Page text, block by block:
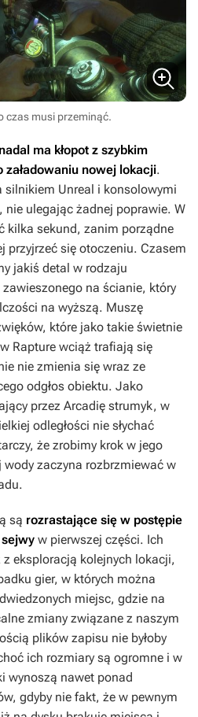
czas musi przeminąć.
ma kłopot z szybkim
nowej lokacji.
silnikiem Unreal i konsolowymi
ulegając żadnej poprawie. W
kilka sekund, zanim porządne
przyjrzeć się otoczeniu. Czasem
jakiś detal w rodzaju
na ścianie, który
na wyższą. Muszę
które jako takie świetnie
Rapture wciąż trafiają się
nie zmienia się wraz ze
odgłos obiektu. Jako
przez Arcadię strumyk, w
odległości nie słychać
że zrobimy krok w jego
wody zaczyna rozbrzmiewać w
są rozrastające się w postępie
w pierwszej części. Ich
eksploracją kolejnych lokacji,
gier, w których można
miejsc, gdzie na
zmiany związane z naszym
plików zapisu nie byłoby
ich rozmiary są ogromne i w
wynoszą nawet ponad
gdyby nie fakt, że w pewnym